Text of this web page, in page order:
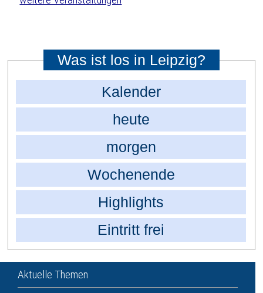
Was ist los in Leipzig?
Kalender
heute
morgen
Wochenende
Highlights
Eintritt frei
Aktuelle Themen